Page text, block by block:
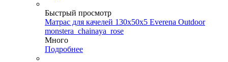
Быстрый просмотр
Матрас для качелей 130х50х5 Everena Outdoor
monstera_chainaya_rose
Много
Подробнее